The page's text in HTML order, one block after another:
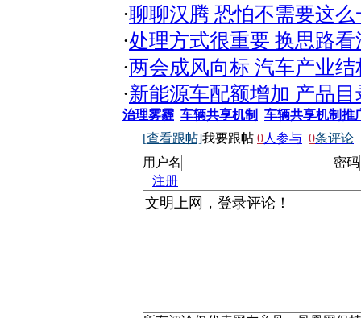
·聊聊汉腾 恐怕不需要这
·处理方式很重要 换思路
·两会成风向标 汽车产业
·新能源车配额增加 产品
治理雾霾 车辆共享机制
车辆共享机制推
[查看跟帖]我要跟帖 0人参与 0条评论
用户名
密码
注册